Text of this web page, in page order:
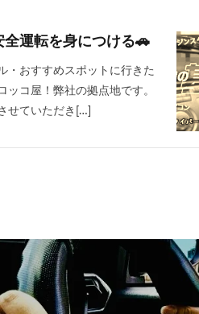
運転を身につける🚗
・おすすめスポットに行きた
コ屋！弊社の拠点地です。
せていただき[…]